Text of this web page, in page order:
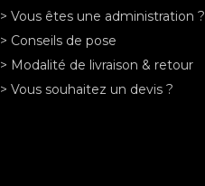
> Vous êtes une administration ?
> Conseils de pose
> Modalité de livraison & retour
> Vous souhaitez un devis ?